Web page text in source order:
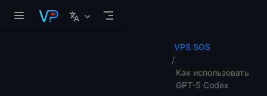
VPS SOS
Как использовать
GPT-5 Codex